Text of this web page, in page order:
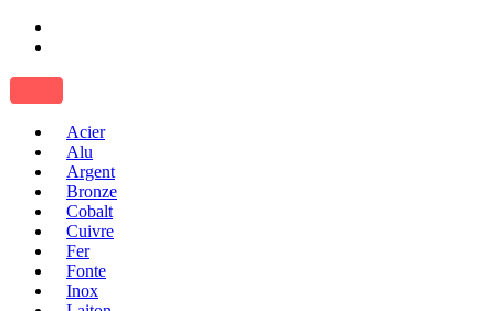
Acier
Alu
Argent
Bronze
Cobalt
Cuivre
Fer
Fonte
Inox